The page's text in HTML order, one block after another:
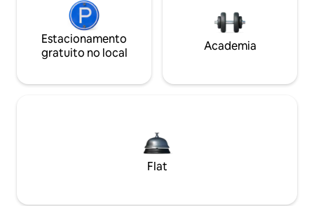
Estacionamento
gratuito no local
Academia
Flat